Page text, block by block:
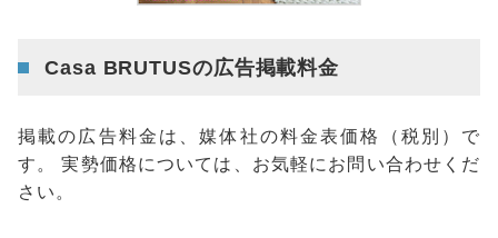
Casa BRUTUSの広告掲載料金
掲載の広告料金は、媒体社の料金表価格（税別）で
す。 実勢価格については、お気軽にお問い合わせくだ
さい。